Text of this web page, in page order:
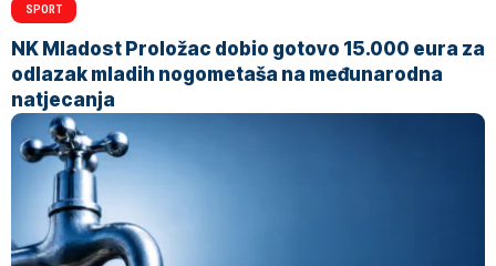
SPORT
NK Mladost Proložac dobio gotovo 15.000 eura za
odlazak mladih nogometaša na međunarodna
natjecanja